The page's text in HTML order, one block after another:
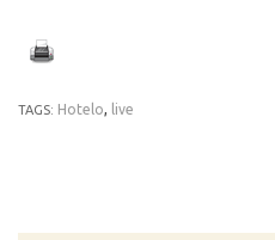
TAGS: Hotelo, live